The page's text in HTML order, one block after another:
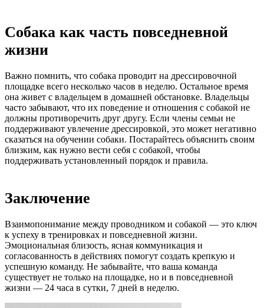
Собака как часть повседневной
жизни
Важно помнить, что собака проводит на дрессировочной
площадке всего несколько часов в неделю. Остальное время
она живет с владельцем в домашней обстановке. Владельцы
часто забывают, что их поведение и отношения с собакой не
должны противоречить друг другу. Если члены семьи не
поддерживают увлечение дрессировкой, это может негативно
сказаться на обучении собаки. Постарайтесь объяснить своим
близким, как нужно вести себя с собакой, чтобы
поддерживать установленный порядок и правила.
Заключение
Взаимопонимание между проводником и собакой — это ключ
к успеху в тренировках и повседневной жизни.
Эмоциональная близость, ясная коммуникация и
согласованность в действиях помогут создать крепкую и
успешную команду. Не забывайте, что ваша команда
существует не только на площадке, но и в повседневной
жизни — 24 часа в сутки, 7 дней в неделю.